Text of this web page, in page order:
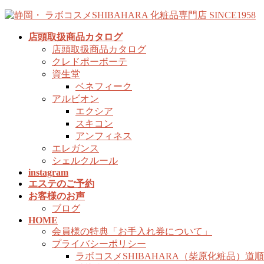
コ
ナ
店頭取扱商品カタログ
店頭取扱商品カタログ
クレドポーボーテ
資生堂
ベネフィーク
アルビオン
エクシア
スキコン
アンフィネス
エレガンス
シェルクルール
instagram
エステのご予約
お客様のお声
ブログ
HOME
会員様の特典「お手入れ券について」
プライバシーポリシー
ラボコスメSHIBAHARA（柴原化粧品）道順